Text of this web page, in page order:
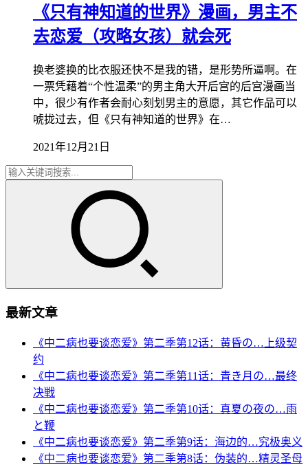
《只有神知道的世界》漫画，男主不
去恋爱（攻略女孩）就会死
换老婆换的比衣服还快不是我的错，是形势所逼啊。在
一票凭藉着“个性温柔”的男主角大开后宫的后宫漫画当
中，很少有作者会耐心刻划男主的意愿，其它作品可以
唬拢过去，但《只有神知道的世界》在…
2021年12月21日
最新文章
《中二病也要谈恋爱》第二季第12话：黄昏の…上级契
约
《中二病也要谈恋爱》第二季第11话：青き月の…最终
决戦
《中二病也要谈恋爱》第二季第10话：真夏の夜の…雨
と鞭
《中二病也要谈恋爱》第二季第9话：海边的…究极奥义
《中二病也要谈恋爱》第二季第8话：伪装的…精灵圣母